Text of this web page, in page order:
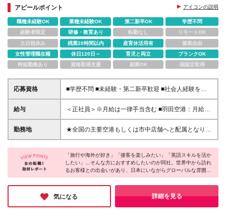
アピールポイント
アイコンの説明
職種未経験OK 業種未経験OK 第二新卒OK
学歴不問
経験者限定
研修・教育あり 転勤なし
リモートOK
土日祝休み
残業20時間以内 産育休活用有
服装自由
女性管理職在籍
休日120日～ 育児と両立
ブランクOK
時短勤務あり
資格取得支援 副業OK 国認定取得
応募資格
■学歴不問 ■未経験・第二新卒歓迎 ■社会人経験をお
持ちの方（年数不問） ★英語スキルに自信がなくて
もOK！ 趣味で勉強した韓国語や中国語等も活かせま
多くて自分の時間がなかった」 「接客は好きだけ
ど、休みが少なくて大変だった」 そんな理由で転職
ど自信はない」という方も大丈夫。 「私もそうだっ
たよ！」と自然にフォローし合う 温かい職場だか
ら、安心してスタートできますよ♪
給与
＜正社員＞※月給は一律手当含む ■羽田空港：月給28
万円～ ■関西空港：月給27万円～ ■中部国際空港・福
岡空港・岡山空港・那覇空港：月給26万円～ ■市中店
町シャレオ店：時給1,650円 【インセンティブあり】
※正社員・パートタイム共通 所定条件達成で月単位で
支給！ （初年度に毎月支給された場合の年額の目
入”に▼ 研修で知識が身につくと、お客様一人ひとり
に ぴったりの通貨や使い方をご提案できるように。
その提案がお客様の安心や「ありがとう」に繋がり、
勤務地
★全国の主要空港もしくは市中店舗へと配属となりま
す★ ＊東京／大阪／愛知／岡山／福岡／沖縄／神奈
川／埼玉／宮城／広島で募集 ＊U/Iターン歓迎！＊配
属は希望を考慮 ＊マイカー通勤OK（勤務地による）
【空港】（正社員） ■羽田空港内の店舗 ■関西空港内
の店舗 ■中部国際空港内の店舗 ■岡山空港内の店舗 ■
福岡空港内の店舗 ■那覇空港内の店舗 【市中店舗】
（正社員・パートタイム） ■東京都23区内の店舗 ■横
「旅行や海外が好き」「接客を楽しみたい」「英語スキルを活か
したい」…そんな方におすすめしたいのが同社。世界中から訪れ
るお客様との出会いがあり、日本にいながらグローバルな雰囲気
を感じられるのが最大の魅力です！
年間休日122日／基本定時退社／10日以上の長期休暇も取得可…
と、働きやすさが揃っていて、オフには海外旅行を楽しむ社員も
多いのだとか。髪色やネイルも自由で、自分らしく働けるのも嬉
しいポイントです♪
気になる 詳細を見る